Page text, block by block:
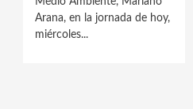
Arana, en la jornada de hoy,
miércoles...